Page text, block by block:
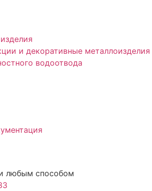
и декоративные металлоизделия
водоотвода
любым способом